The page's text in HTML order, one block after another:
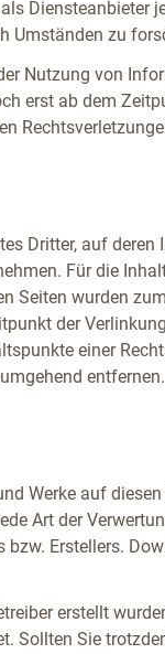
Diensteanbieter
Umständen zu
Nutzung von
erst ab dem
Dritter, auf
Für die
Seiten wurden
der
einer
entfernen.
Werke auf
Art der
Erstellers.
erstellt
Sollten Sie